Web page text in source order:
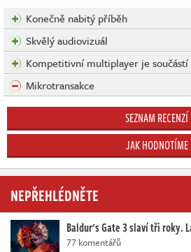
Konečně nabitý příběh
Skvělý audiovizuál
Kompetitivní multiplayer je součástí
Mikrotransakce
SEZNAM RECENZÍ
JAK HODNOTÍME
NEPŘEHLÉDNĚTE
Baldur's Gate 3 slaví tři roky.
77 komentářů